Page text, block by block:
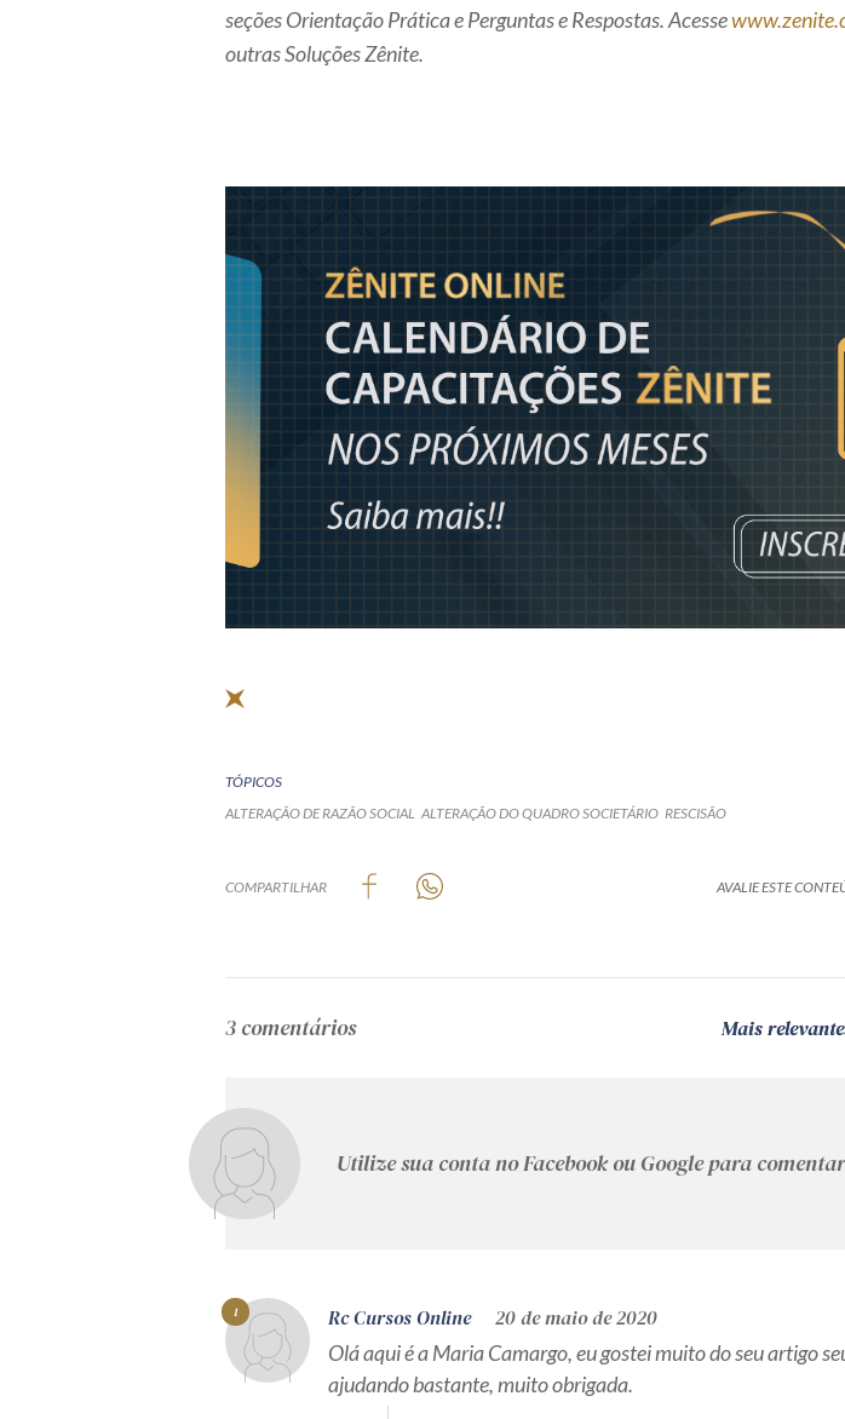
seções Orientação Prática e Perguntas e Respostas. Acesse
outras Soluções Zênite.
TÓPICOS
ALTERAÇÃO DE RAZÃO SOCIAL ALTERAÇÃO DO QUADRO SOCIETÁRIO RESCISÃO
COMPARTILHAR AVALIE ESTE
3 comentários Mais
Utilize sua conta no Facebook ou Google para comentar
1 Rc Cursos Online
20 de maio de 2020
Olá aqui é a Maria Camargo, eu gostei muito do seu artigo
ajudando bastante, muito obrigada.